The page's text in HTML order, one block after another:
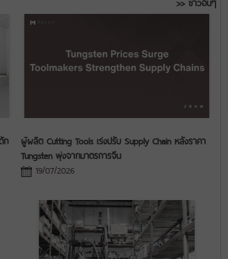
ก
ผู้ผลิต Cutting Tools เร่งปรับ Supply Chain หลังราคา
Tungsten พุ่งจากมาตรการจีน
19/07/2026